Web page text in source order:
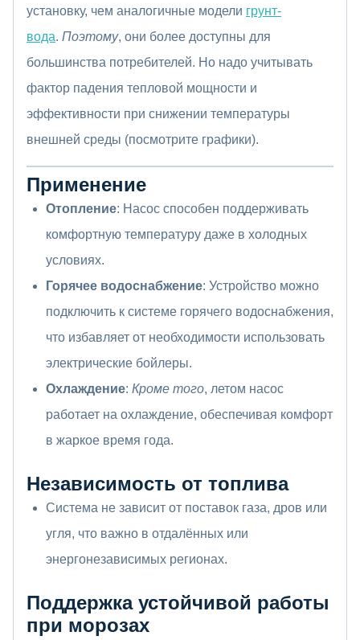
установку, чем аналогичные модели грунт-
вода. Поэтому, они более доступны для
большинства потребителей. Но надо учитывать
фактор падения тепловой мощности и
эффективности при снижении температуры
внешней среды (посмотрите графики).
Применение
Отопление: Насос способен поддерживать
комфортную температуру даже в холодных
условиях.
Горячее водоснабжение: Устройство можно
подключить к системе горячего водоснабжения,
что избавляет от необходимости использовать
электрические бойлеры.
Охлаждение: Кроме того, летом насос
работает на охлаждение, обеспечивая комфорт
в жаркое время года.
Независимость от топлива
Система не зависит от поставок газа, дров или
угля, что важно в отдалённых или
энергонезависимых регионах.
Поддержка устойчивой работы
при морозах